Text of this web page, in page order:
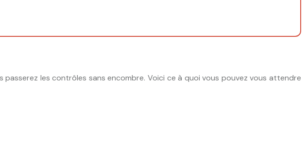
les contrôles sans encombre. Voici ce à quoi vous pouvez vous attendre